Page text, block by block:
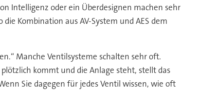
Intelligenz oder ein Überdesignen machen sehr
Kombination aus AV-System und AES dem
Manche Ventilsysteme schalten sehr oft.
kommt und die Anlage steht, stellt das
Sie dagegen für jedes Ventil wissen, wie oft